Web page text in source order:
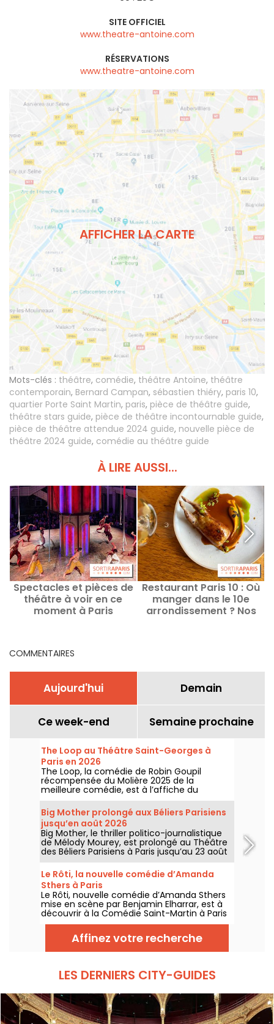
SITE OFFICIEL
www.theatre-antoine.com
RÉSERVATIONS
www.theatre-antoine.com
AFFICHER LA CARTE
Mots-clés : théâtre, comédie, théâtre Antoine, théâtre
contemporain, Bernard Campan, sébastien thiéry, paris 10,
quartier Porte Saint Martin, paris, pièce de théâtre guide,
théâtre stars guide, pièce de théâtre incontournable guide,
pièce de théâtre attendue 2024 guide, nouvelle pièce de
théâtre 2024 guide, comédie au théâtre guide
À LIRE AUSSI...
Spectacles et pièces de
théâtre à voir en ce
moment à Paris
Restaurant Paris 10 : Où
manger dans le 10e
arrondissement ? Nos
COMMENTAIRES
Aujourd'hui Demain
Ce week-end Semaine prochaine
The Loop au Théâtre Saint-Georges à
Paris en 2026
The Loop, la comédie de Robin Goupil
récompensée du Molière 2025 de la
meilleure comédie, est à l’affiche du
Théâtre Saint-Georges à Paris jusqu’au 15
novembre 2026.
Big Mother prolongé aux Béliers Parisiens
jusqu’en août 2026
Big Mother, le thriller politico-journalistique
de Mélody Mourey, est prolongé au Théâtre
des Béliers Parisiens à Paris jusqu’au 23 août
2026, avec des représentations du mardi au
dimanche.
Le Rôti, la nouvelle comédie d’Amanda
Sthers à Paris
Le Rôti, nouvelle comédie d’Amanda Sthers
mise en scène par Benjamin Elharrar, est à
découvrir à la Comédie Saint-Martin à Paris
jusqu’au 15 octobre 2026.
Affinez votre recherche
LES DERNIERS CITY-GUIDES